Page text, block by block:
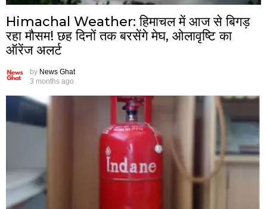
Himachal Weather: हिमाचल में आज से बिगड़
रहा मौसम! छह दिनों तक बरसेंगे मेघ, ओलावृष्टि का
ऑरेंज अलर्ट
by News Ghat
3 months ago